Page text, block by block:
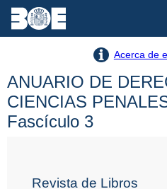
Acerca de
ANUARIO DE
CIENCIAS
Fascículo 3
Revista de Libros